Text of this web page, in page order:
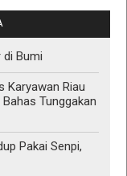
di Bumi
Karyawan Riau
Tunggakan
Pakai Senpi,